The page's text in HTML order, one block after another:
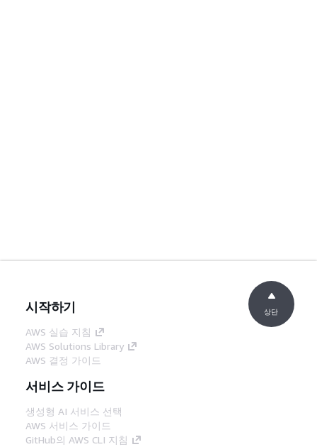
시작하기
AWS 실습 지침
AWS Solutions Library
AWS 결정 가이드
서비스 가이드
생성형 AI 서비스 선택
AWS 서비스 가이드
GitHub의 AWS CLI 지침
상단